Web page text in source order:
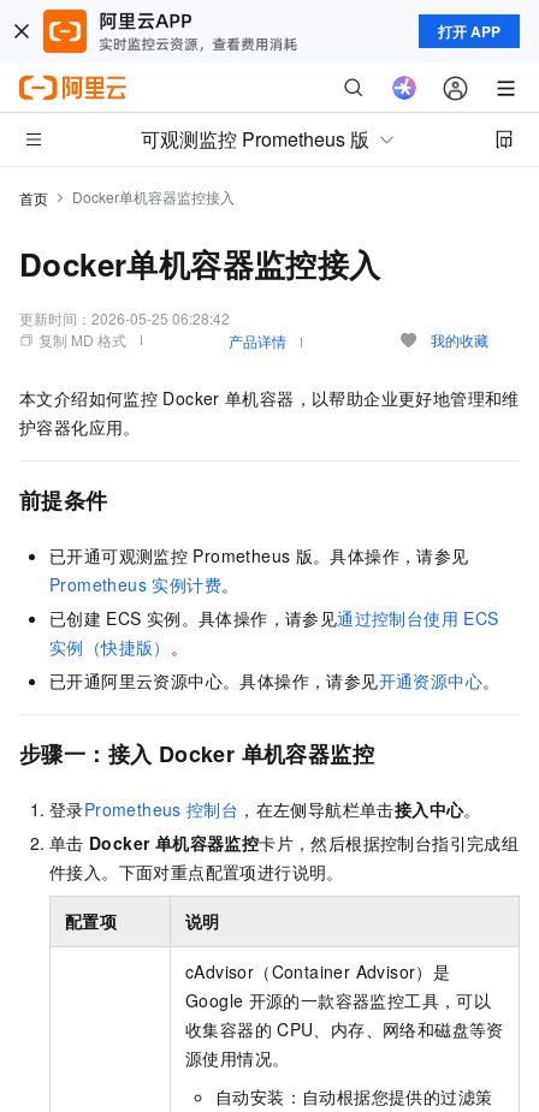
打开 APP
可观测监控 Prometheus 版
首页 Docker单机容器监控接入
Docker单机容器监控接入
更新时间： 2026-05-25 06:28:42
复制 MD 格式
产品详情 我的收藏
本文介绍如何监控 Docker 单机容器，以帮助企业更好地管理和维
护容器化应用。
前提条件
已开通可观测监控 Prometheus 版。具体操作，请参见
Prometheus 实例计费。
已创建 ECS 实例。具体操作，请参见通过控制台使用 ECS
实例（快捷版） 。
已开通阿里云资源中心。具体操作，请参见开通资源中心。
步骤一： 接入 Docker 单机容器监控
登录Prometheus 控制台 ，在左侧导航栏单击接入中心。
单击 Docker 单机容器监控卡片，然后根据控制台指引完成组
件接入。下面对重点配置项进行说明。
配置项 说明
cAdvisor（Container Advisor）是
Google 开源的一款容器监控工具，可以
收集容器的 CPU、内存、网络和磁盘等资
源使用情况。
自动安装：自动根据您提供的过滤策